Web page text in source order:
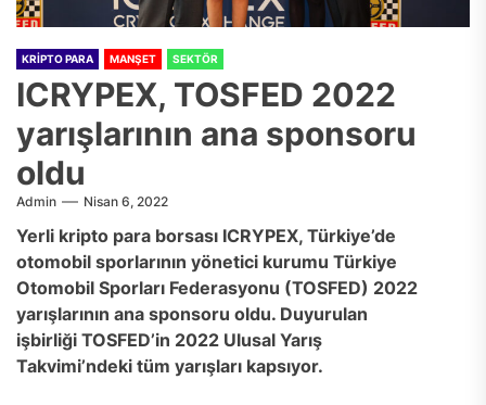
KRIPTO PARA MANŞET SEKTÖR
ICRYPEX, TOSFED 2022
yarışlarının ana sponsoru
oldu
Admin Nisan 6, 2022
Yerli kripto para borsası ICRYPEX, Türkiye’de
otomobil sporlarının yönetici kurumu Türkiye
Otomobil Sporları Federasyonu (TOSFED) 2022
yarışlarının ana sponsoru oldu. Duyurulan
işbirliği TOSFED’in 2022 Ulusal Yarış
Takvimi’ndeki tüm yarışları kapsıyor.